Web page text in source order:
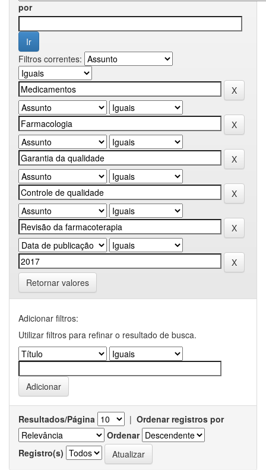
por
Filtros correntes:
Retornar valores
Adicionar filtros:
Utilizar filtros para refinar o resultado de busca.
Resultados/Página | Ordenar registros por
Ordenar
Registro(s)